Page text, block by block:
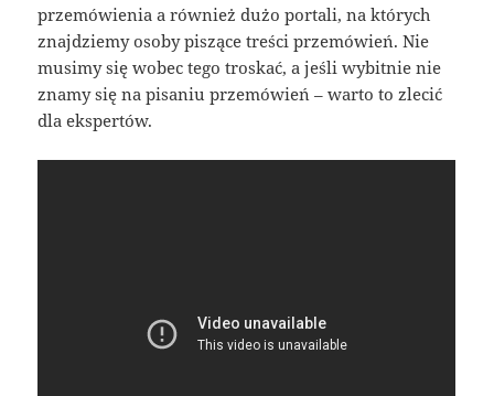
przemówienia a również dużo portali, na których
znajdziemy osoby piszące treści przemówień. Nie
musimy się wobec tego troskać, a jeśli wybitnie nie
znamy się na pisaniu przemówień – warto to zlecić
dla ekspertów.